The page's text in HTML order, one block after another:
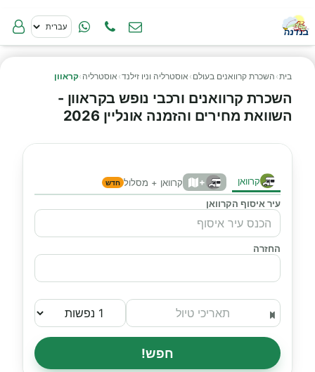
בית› השכרת קרוואנים בעולם › אוסטרליה וניו זילנד› אוסטרליה ›קראוון
השכרת קרוואנים ורכבי נופש בקראוון -
השוואת מחירים והזמנה אונליין 2026
קרוואן + קרוואן + מסלול חדש
עיר איסוף הקרוואן
החזרה
חפש!